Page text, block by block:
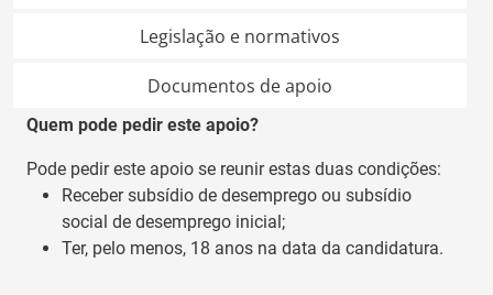
Legislação e normativos
Documentos de apoio
Quem pode pedir este apoio?
Pode pedir este apoio se reunir estas duas condições:
Receber subsídio de desemprego ou subsídio
social de desemprego inicial;
Ter, pelo menos, 18 anos na data da candidatura.